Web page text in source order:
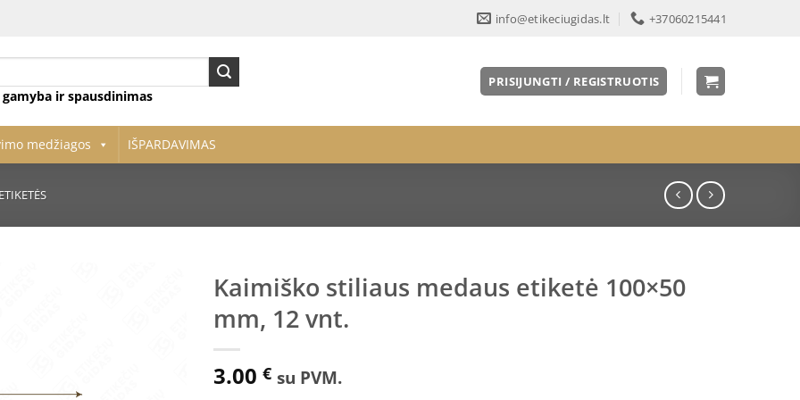
info@etikeciugidas.lt +37060215441
ir spausdinimas
PRISIJUNGTI / REGISTRUOTIS
medžiagos IŠPARDAVIMAS
Kaimiško stiliaus medaus etiketė 100×50
mm, 12 vnt.
3.00 € su PVM.